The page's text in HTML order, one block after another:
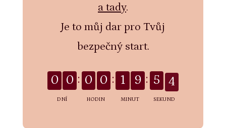
a tady.
Je to můj dar pro Tvůj
bezpečný start.
0 0
DNÍ
0 0
HODIN
1 9
MINUT
5 3
SEKUND